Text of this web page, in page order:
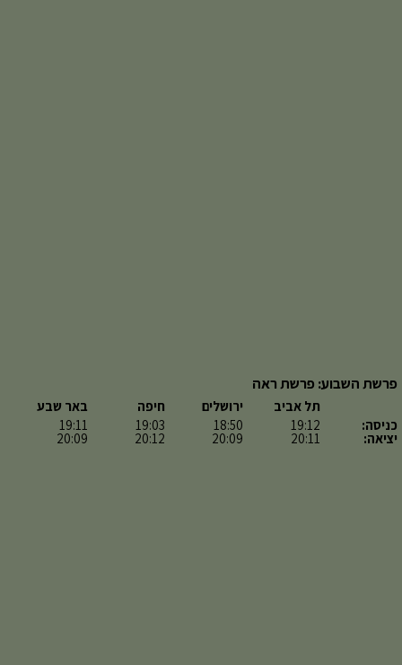
פרשת השבוע: פרשת ראה
כניסה:
יציאה:
תל אביב
19:12
20:11
ירושלים
18:50
20:09
חיפה
19:03
20:12
באר שבע
19:11
20:09